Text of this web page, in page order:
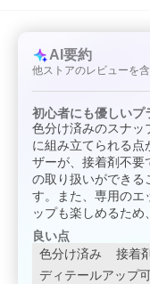
AI要約
他ストアのレビューを
初心者にも優しいプ
色分け済みのスナッ
に組み立てられる点
ザーが、接着剤不要
の取り扱いができる
す。また、専用のエ
ップも楽しめるため
良い点
色分け済み
接着
ディテールアップ